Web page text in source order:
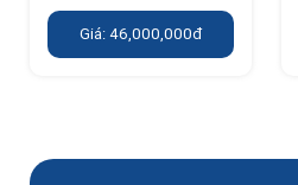
Giá: 46,000,000đ